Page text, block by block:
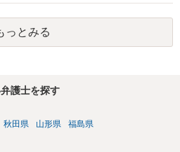
うことについて、お近くで詳細な法律
法を探された方がよいと思われます。
の場合、ＩＣレコーダーを持参して取
須だと考えます。
っとみる
護士を探す
秋田県 山形県 福島県